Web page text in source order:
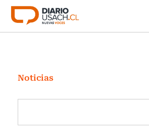
Click acá para ir directamente al
Investigación
Cultura
Programas Radio y TV Usach
Noticias